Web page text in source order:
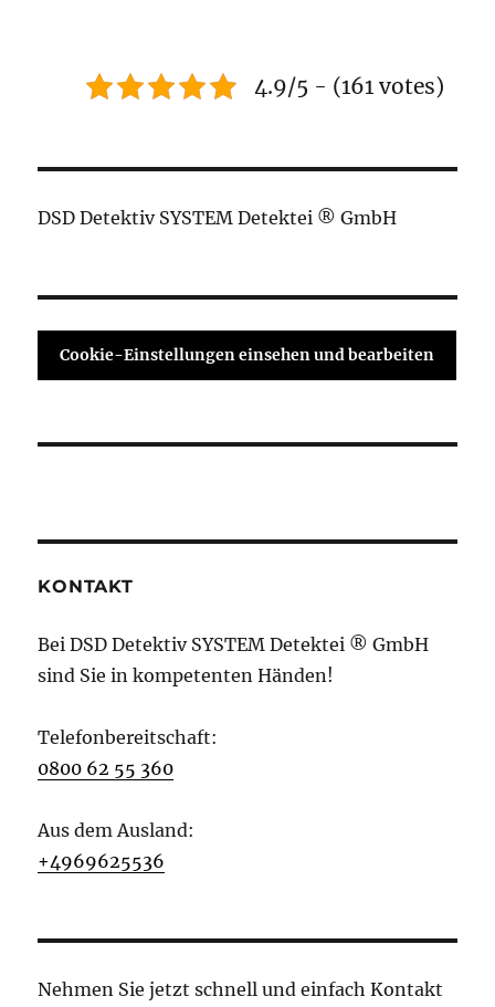
4.9/5 - (161 votes)
DSD Detektiv SYSTEM Detektei ® GmbH
Cookie-Einstellungen einsehen und bearbeiten
KONTAKT
Bei DSD Detektiv SYSTEM Detektei ® GmbH
sind Sie in kompetenten Händen!
Telefonbereitschaft:
0800 62 55 360
Aus dem Ausland:
+4969625536
Nehmen Sie jetzt schnell und einfach Kontakt